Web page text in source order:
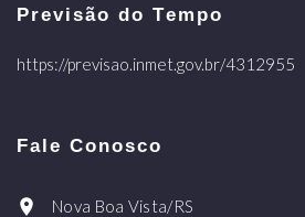
Previsão do Tempo
https://previsao.inmet.gov.br/4312955
Fale Conosco
Nova Boa Vista/RS